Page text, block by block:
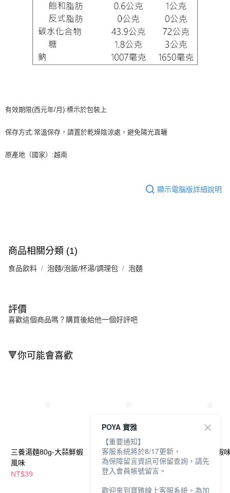
有效期限(西元年/月):標示於包裝上
保存方式:常溫保存，請置於乾燥陰涼處，避免陽光直曬
原產地（國家）:越南
顯示電腦版詳細說明
商品相關分類 (1)
食品飲料 泡麵/泡飯/杯湯/調理包 泡麵
評價
喜歡這個商品嗎？購買後給他一個好評吧
🔻你可能會喜歡
三養湯麵80g-大蒜鮮蝦
風味
NT$39
VIFON越南河粉60g-酸
辣風味
NT$39
泰國特級酸辣蝦
95g
POYA 寶雅
【重要通知】
客服系統將於8/17更新，
為保障留言資訊可保留查詢，請先
登入會員帳號留言。
歡迎來到寶雅線上客服系統。為加